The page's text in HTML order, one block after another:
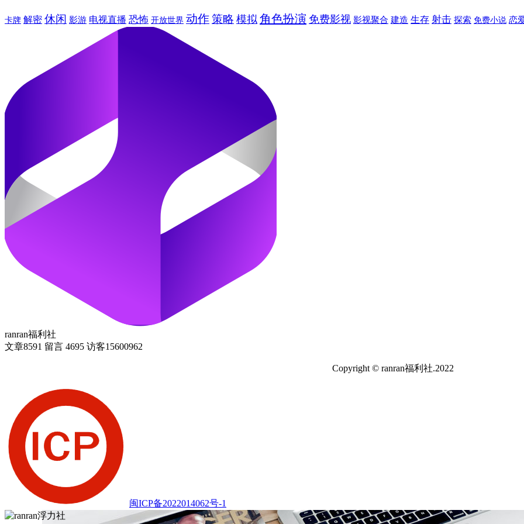
卡牌 解密 休闲 影游 电视直播 恐怖 开放世界 动作 策略 模拟 角色扮演 免费影视 影视聚合 建造 生存 射击 探索 免费小说 恋
ranran福利社
文章8591 留言 4695 访客15600962
Copyright © ranran福利社.2022
闽ICP备2022014062号-1